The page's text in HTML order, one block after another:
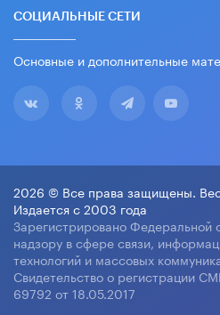
СОЦИАЛЬНЫЕ СЕТИ
Основные и дополнительные
2026 © Все права защищены.
Издается с 2003 года
Зарегистрировано Федеральной
надзору в сфере связи,
технологий и массовых
Свидетельство о регистрации
69792 от 18.05.2017